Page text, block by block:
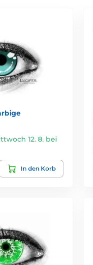
12. 8. bei
In den Korb